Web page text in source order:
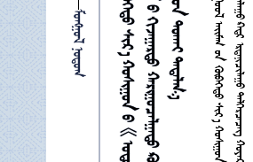
 